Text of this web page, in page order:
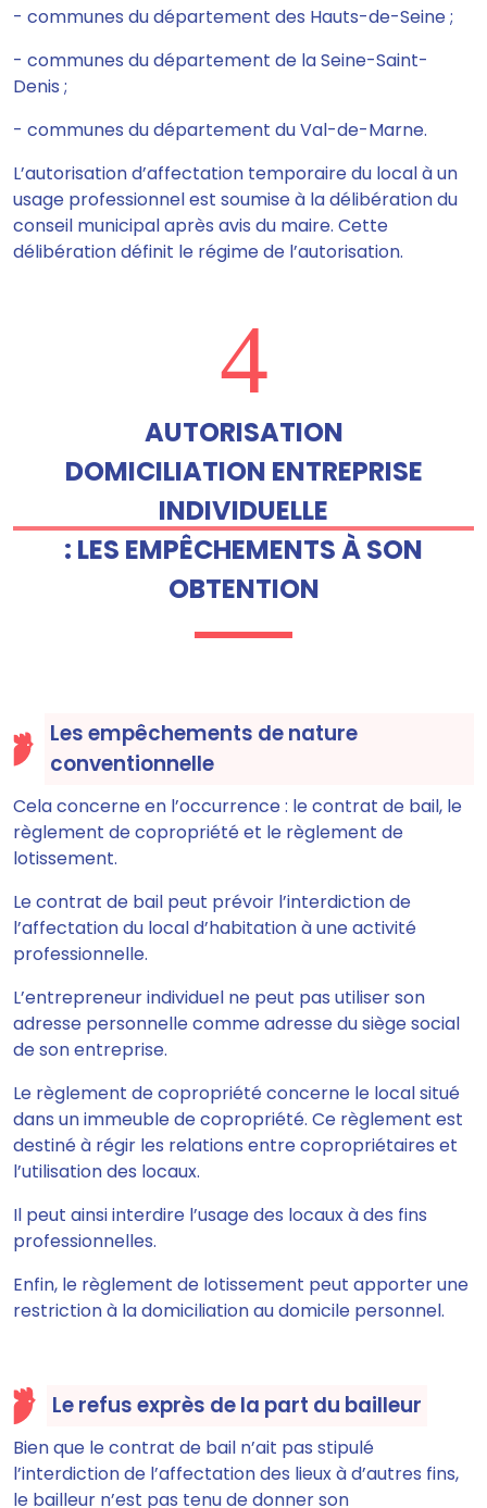
- communes du département des Hauts-de-Seine ;
- communes du département de la Seine-Saint-
Denis ;
- communes du département du Val-de-Marne.
L’autorisation d’affectation temporaire du local à un
usage professionnel est soumise à la délibération du
conseil municipal après avis du maire. Cette
délibération définit le régime de l’autorisation.
4
AUTORISATION
DOMICILIATION ENTREPRISE
INDIVIDUELLE
: LES EMPÊCHEMENTS À SON
OBTENTION
Les empêchements de nature
conventionnelle
Cela concerne en l’occurrence : le contrat de bail, le
règlement de copropriété et le règlement de
lotissement.
Le contrat de bail peut prévoir l’interdiction de
l’affectation du local d’habitation à une activité
professionnelle.
L’entrepreneur individuel ne peut pas utiliser son
adresse personnelle comme adresse du siège social
de son entreprise.
Le règlement de copropriété concerne le local situé
dans un immeuble de copropriété. Ce règlement est
destiné à régir les relations entre copropriétaires et
l’utilisation des locaux.
Il peut ainsi interdire l’usage des locaux à des fins
professionnelles.
Enfin, le règlement de lotissement peut apporter une
restriction à la domiciliation au domicile personnel.
Le refus exprès de la part du bailleur
Bien que le contrat de bail n’ait pas stipulé
l’interdiction de l’affectation des lieux à d’autres fins,
le bailleur n’est pas tenu de donner son